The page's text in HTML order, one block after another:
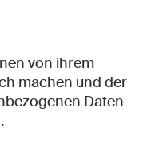
von ihrem
machen und der
Daten